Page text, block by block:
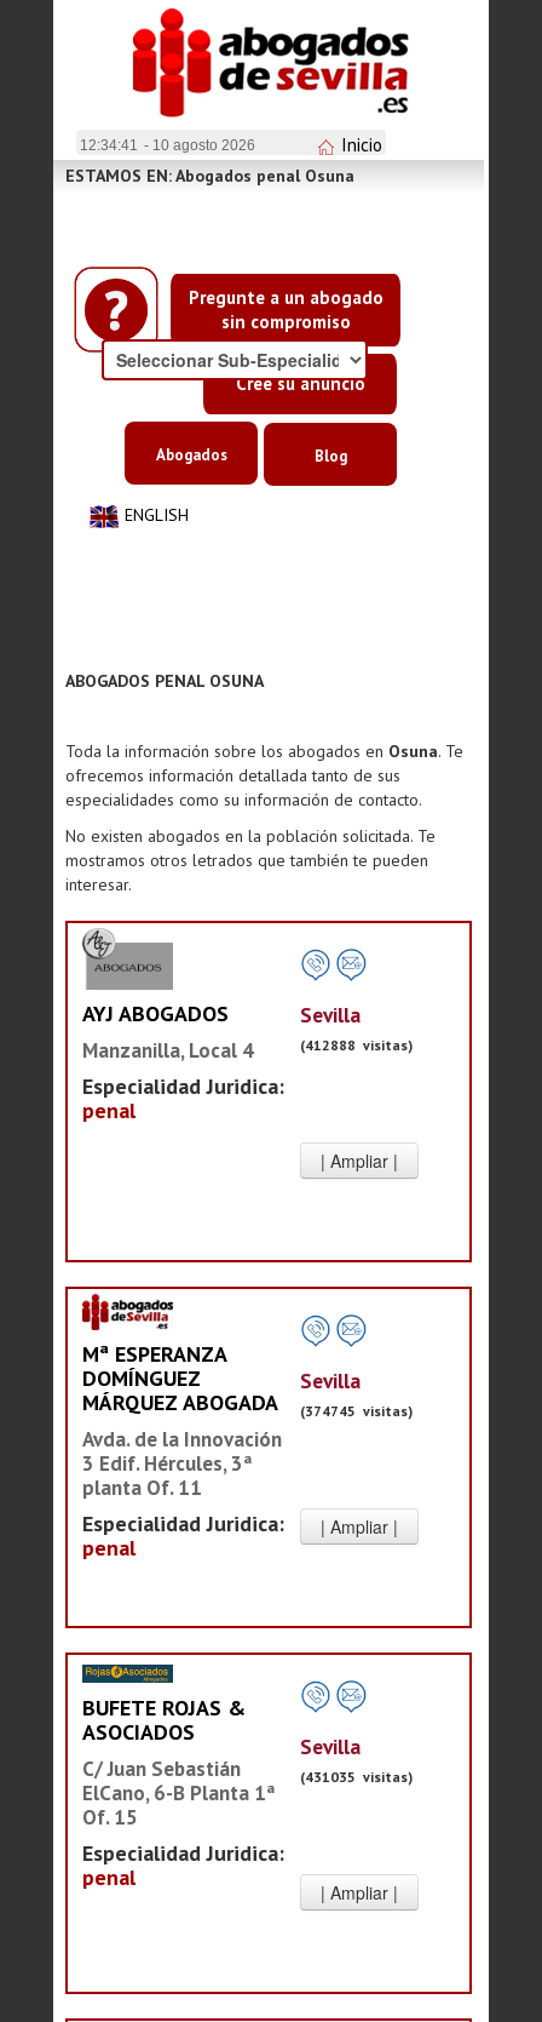
12:34:42 - 10 agosto 2026 Inicio
Pregunte a un abogado
sin compromiso
Cree su anuncio
ESTAMOS EN: Abogados penal Osuna
ENGLISH
Abogados Blog
ABOGADOS PENAL OSUNA
Toda la información sobre los abogados en Osuna. Te
ofrecemos información detallada tanto de sus
especialidades como su información de contacto.
No existen abogados en la población solicitada. Te
mostramos otros letrados que también te pueden
interesar.
AYJ ABOGADOS
Manzanilla, Local 4
Especialidad Juridica:
penal
Sevilla
(412888 visitas)
Mª ESPERANZA
DOMÍNGUEZ
MÁRQUEZ ABOGADA
Avda. de la Innovación
3 Edif. Hércules, 3ª
planta Of. 11
Especialidad Juridica:
penal
Sevilla
(374745 visitas)
BUFETE ROJAS &
ASOCIADOS
C/ Juan Sebastián
ElCano, 6-B Planta 1ª
Of. 15
Especialidad Juridica:
penal
Sevilla
(431035 visitas)